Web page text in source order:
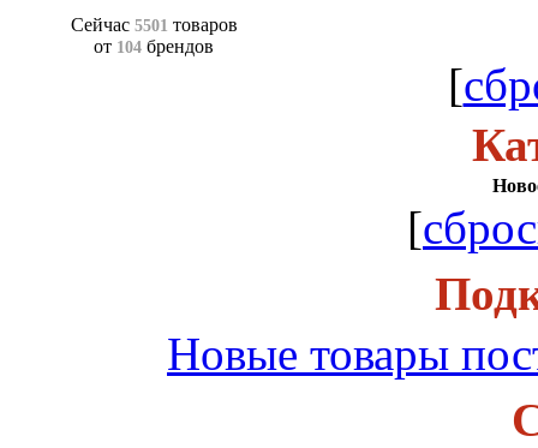
Сейчас 5501 товаров
от 104 брендов
[
[
Новые товары